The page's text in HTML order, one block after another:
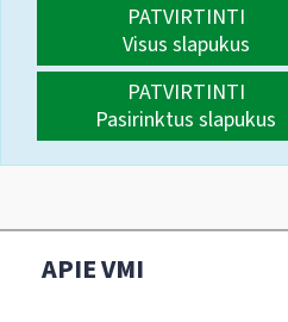
PATVIRTINTI
Visus slapukus
PATVIRTINTI
Pasirinktus slapukus
APIE VMI